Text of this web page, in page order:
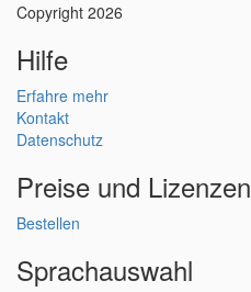
Copyright 2026
Hilfe
Erfahre mehr
Kontakt
Datenschutz
Preise und Lizenzen
Bestellen
Sprachauswahl